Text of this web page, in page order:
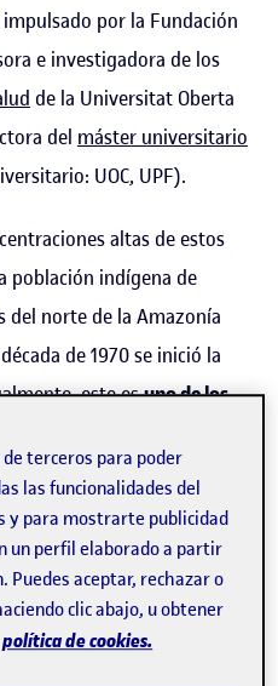
por la Fundación
e investigadora de los
de la Universitat Oberta
del máster universitario
UOC, UPF).
altas de estos
población indígena de
del norte de la Amazonía
de 1970 se inició la
este esuno de los
ya informó deniveles altos
de la zona. Ahora
al mercurio, el arsénico y
se publican los datos
y cadmio, tres metales
terceros para poder
las funcionalidades del
y para mostrarte publicidad
un perfil elaborado a partir
Puedes aceptar, rechazar o
clic abajo, u obtener
política de cookies.